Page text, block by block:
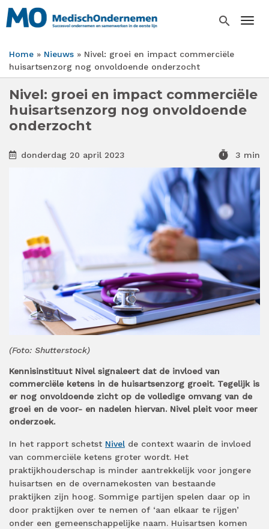
Overslaan
en
inhoud
gaan
search
Kruimelpad
Home Nieuws
Nivel: groei en impact commerciële
huisartsenzorg nog onvoldoende onderzocht
Nivel: groei en impact commerciële
huisartsenzorg nog onvoldoende
onderzocht
donderdag 20 april 2023 timer 3 min
(Foto: Shutterstock)
Kennisinstituut Nivel signaleert dat de invloed van
commerciële ketens in de huisartsenzorg groeit. Tegelijk is
er nog onvoldoende zicht op de volledige omvang van de
groei en de voor- en nadelen hiervan. Nivel pleit voor meer
onderzoek.
In het rapport schetst Nivel de context waarin de invloed
van commerciële ketens groter wordt. Het
praktĳkhouderschap is minder aantrekkelĳk voor jongere
huisartsen en de overnamekosten van bestaande
praktijken zĳn hoog. Sommige partijen spelen daar op in
door praktijken over te nemen of ‘aan elkaar te rijgen’
onder een gemeenschappelijke naam. Huisartsen komen